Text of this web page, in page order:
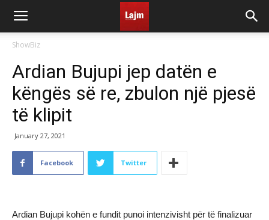
ShowBiz
Ardian Bujupi jep datën e
këngës së re, zbulon një pjesë
të klipit
January 27, 2021
Facebook Twitter
Ardian Bujupi kohën e fundit punoi intenzivisht për të finalizuar